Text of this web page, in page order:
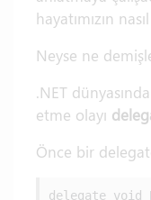
hayatımızın
Neyse ne
.NET
etme olayı
Önce bir
delegate void